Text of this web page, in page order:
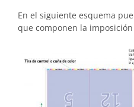
En el siguiente esquema
que componen la